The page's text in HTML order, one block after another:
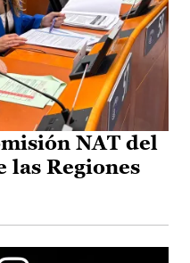
NAT del
las Regiones